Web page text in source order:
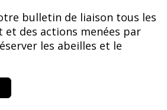
bulletin de liaison tous les
et des actions menées par
les abeilles et le